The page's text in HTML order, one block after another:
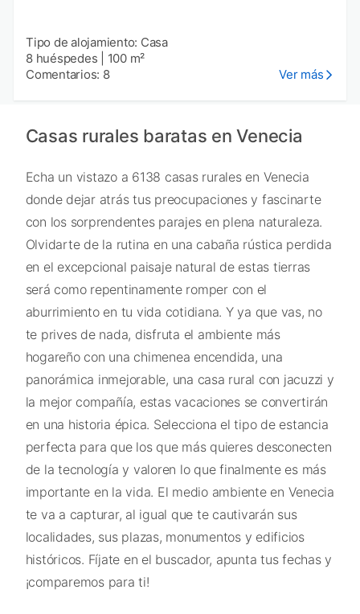
Tipo de alojamiento: Casa
8 huéspedes
100 m²
Comentarios: 8
Ver más
Casas rurales baratas en Venecia
Echa un vistazo a 6138 casas rurales en Venecia
donde dejar atrás tus preocupaciones y fascinarte
con los sorprendentes parajes en plena naturaleza.
Olvidarte de la rutina en una cabaña rústica perdida
en el excepcional paisaje natural de estas tierras
será como repentinamente romper con el
aburrimiento en tu vida cotidiana. Y ya que vas, no
te prives de nada, disfruta el ambiente más
hogareño con una chimenea encendida, una
panorámica inmejorable, una casa rural con jacuzzi y
la mejor compañía, estas vacaciones se convertirán
en una historia épica. Selecciona el tipo de estancia
perfecta para que los que más quieres desconecten
de la tecnología y valoren lo que finalmente es más
importante en la vida. El medio ambiente en Venecia
te va a capturar, al igual que te cautivarán sus
localidades, sus plazas, monumentos y edificios
históricos. Fíjate en el buscador, apunta tus fechas y
¡comparemos para ti!